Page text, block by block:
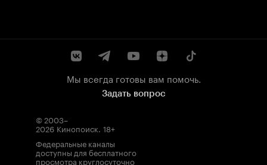
Мы всегда готовы вам помочь.
Задать вопрос
© 2003–
2026 Кинопоиск. 18+
Федеральные каналы
доступны для бесплатного
просмотра круглосуточно